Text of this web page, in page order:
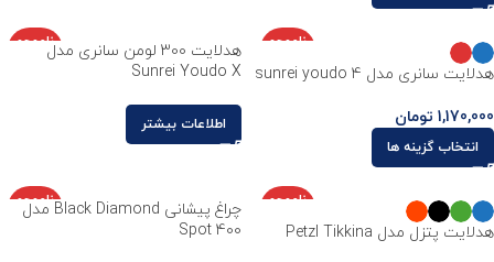
ناموجو
هدلایت سانری مدل sunrei youdo 4
1,170,000 تومان
انتخاب گزینه ها
ناموجوهدلایت 300 لومن سانری مدل
Sunrei Youdo X
اطلاعات بیشتر
ناموجو
هدلایت پتزل مدل Petzl Tikkina
ناموجو
د
چراغ پیشانی Black Diamond مدل
Spot 400